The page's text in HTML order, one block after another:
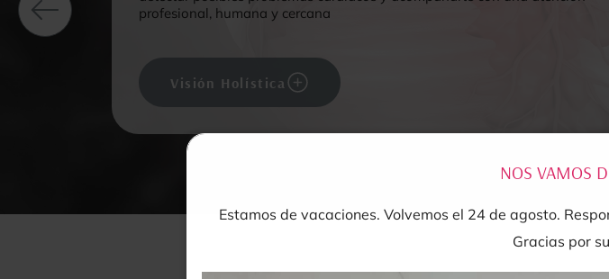
profesional, humana y cercana
Visión Holística
NOS VAMOS
Estamos de vacaciones. Volvemos el 24 de agosto.
Gracias por